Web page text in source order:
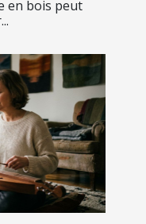
en bois peut